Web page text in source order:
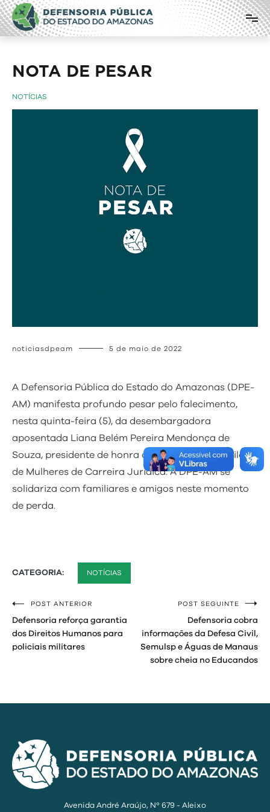
Pular
para
o
conteúdo
Defensoria Pública do Estado do
Amazonas
NOTA DE PESAR
NOTÍCIAS
noticiasdpeam 5 de maio de 2022
A Defensoria Pública do Estado do Amazonas (DPE-
AM) manifesta profundo pesar pelo falecimento,
nesta quinta-feira (5), da desembargadora
aposentada Liana Belém Pereira Mendonça de
Souza, presidente de honra da Associação Brasileira
de Mulheres de Carreira Jurídica. A DPE-AM se
solidariza com familiares e amigos neste momento
de perda.
CATEGORIA: NOTÍCIAS
Navegação
de
Post
POST ANTERIOR
Defensoria reforça garantia
dos Direitos Humanos para
policiais militares
POST SEGUINTE
Defensoria cobra
informações da Defesa Civil,
Semulsp e Águas de Manaus
sobre cheia no Educandos
Avenida André Araújo, Nº 679 - Aleixo